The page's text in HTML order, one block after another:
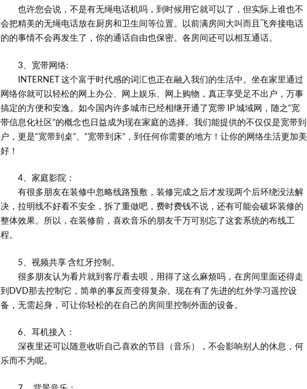
也许您会说，不是有无绳电话机吗，到时候用它就可以了，但实际上谁也不
会把精美的无绳电话放在厨房和卫生间等位置。以前满房间大叫而且飞奔接电话
的的事情不会再发生了，你的通话自由也保密。各房间还可以相互通话。
3、宽带网络:
INTERNET 这个富于时代感的词汇也正在融入我们的生活中。坐在家里通过
网络你就可以轻松的网上办公、网上娱乐、网上购物，真正享受足不出户，万事
搞定的方便和安逸。如今国内许多城市已经相继开通了宽带 IP 城域网，随之“宽
带信息化社区”的概念也日益成为现在家庭的选择。我们能提供的不仅仅是宽带到
户，更是“宽带到桌”、“宽带到床”，到任何你需要的地方！让你的网络生活更加美
好！
4、家庭影院：
有很多朋友在装修中忽略线路预敷，装修完成之后才发现两个后环绕没法解
决，拉明线不好看不安全，拆了重做吧，费时费钱不说，还有可能会破坏装修的
整体效果。所以，在装修前，喜欢音乐的朋友千万可别忘了这套系统的布线工
程。
5、视频共享 含红牙控制。
很多朋友认为看片就到客厅看去呗，用得了这么麻烦吗，在房间里面还得走
到DVD那去控制它，简单的事反而变得复杂。现在有了先进的红外学习遥控设
备，无需起身，可让你轻松的在自己的房间里控制外面的设备。
6、耳机接入：
深夜里还可以随意收听自己喜欢的节目（音乐），不会影响别人的休息，何
乐而不为呢。